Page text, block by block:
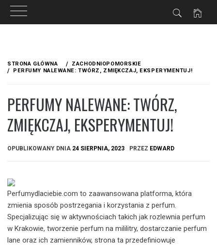
treści
STRONA GŁÓWNA
ZACHODNIOPOMORSKIE
PERFUMY NALEWANE: TWÓRZ, ZMIĘKCZAJ, EKSPERYMENTUJ!
PERFUMY NALEWANE: TWÓRZ,
ZMIĘKCZAJ, EKSPERYMENTUJ!
OPUBLIKOWANY DNIA 24 SIERPNIA, 2023 PRZEZ EDWARD
Perfumydlaciebie.com to zaawansowana platforma, która
zmienia sposób postrzegania i korzystania z perfum.
Specjalizując się w aktywnościach takich jak rozlewnia perfum
w Krakowie, tworzenie perfum na mililitry, dostarczanie perfum
lane oraz ich zamienników, strona ta przedefiniowuje